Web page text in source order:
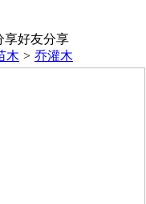
分享
木 > 乔灌木